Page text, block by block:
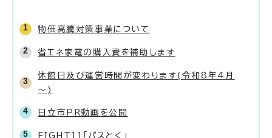
物価高騰対策事業について
省エネ家電の購入費を補助します
休館日及び運営時間が変わります(令和8年4月
～)
日立市PR動画を公開
FIGHT11「パスとく」